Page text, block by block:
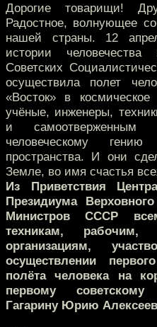
Дорогие товарищи!
Радостное, волнующее
нашей страны. 12
истории
Советских
осуществила полет
«Восток» в
учёные, инженеры,
и самоотверженным
человеческому
пространства. И они
Земле, во имя счастья
Из Приветствия
Президиума
Министров СССР
техникам,
организациям,
осуществлении
полёта человека на
первому
Гагарину Юрию